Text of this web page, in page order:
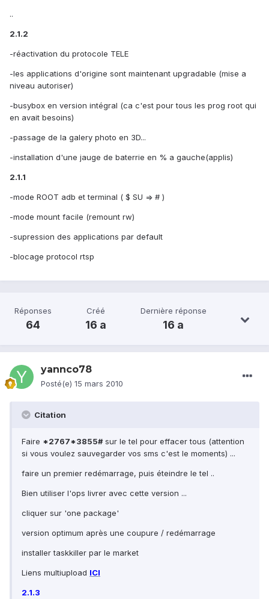
..
2.1.2
-réactivation du protocole TELE
-les applications d'origine sont maintenant upgradable (mise a
niveau autoriser)
-busybox en version intégral (ca c'est pour tous les prog root qui
en avait besoins)
-passage de la galery photo en 3D...
-installation d'une jauge de baterrie en % a gauche(applis)
2.1.1
-mode ROOT adb et terminal ( $ SU => # )
-mode mount facile (remount rw)
-supression des applications par default
-blocage protocol rtsp
Réponses
64
Créé
16 a
Dernière réponse
16 a
yannco78
Posté(e) 15 mars 2010
Citation
Faire *2767*3855#sur le tel pour effacer tous (attention
si vous voulez sauvegarder vos sms c'est le moments) ...
faire un premier redémarrage, puis éteindre le tel ..
Bien utiliser l'ops livrer avec cette version ...
cliquer sur 'one package'
version optimum après une coupure / redémarrage
installer taskkiller par le market
Liens multiupload ICI
2.1.3